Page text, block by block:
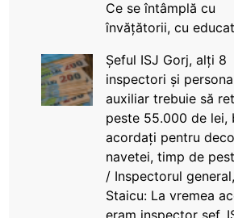
Ce se întâmplă cu
învățătorii, cu
Șeful ISJ Gorj, alți 8
inspectori și
auxiliar trebuie să
peste 55.000 de lei,
acordați pentru
navetei, timp de
/ Inspectorul
Staicu: La vremea
eram inspector șef.